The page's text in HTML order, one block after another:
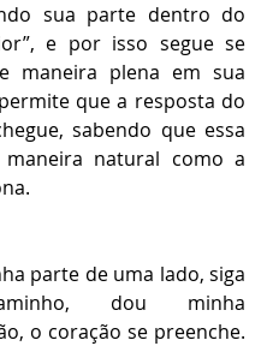
sua parte dentro do
e por isso segue se
maneira plena em sua
que a resposta do
sabendo que essa
natural como a
parte de uma lado, siga
dou minha
o coração se preenche.